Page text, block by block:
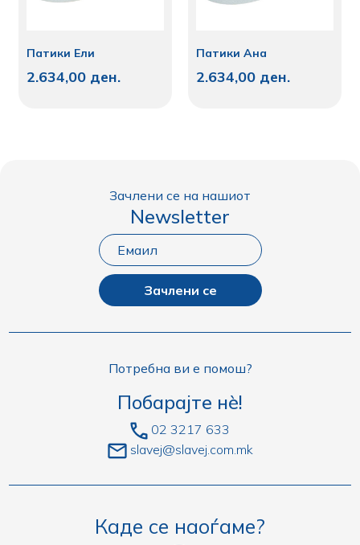
Патики Ели
2.634,00 ден.
Патики Ана
2.634,00 ден.
Зачлени се на нашиот
Newsletter
Зачлени се
Потребна ви е помош?
Побарајте нè!
02 3217 633
slavej@slavej.com.mk
Каде се наоѓаме?